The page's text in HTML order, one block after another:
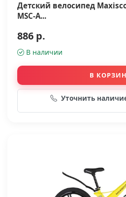
Детский велосипед
MSC-A...
886 р.
В наличии
В
Уточнить